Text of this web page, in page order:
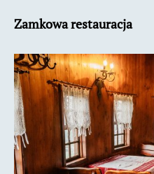
Zamkowa restauracja